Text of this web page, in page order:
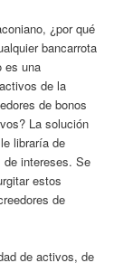
¿por qué
bancarrota
es una
de la
de bonos
La solución
libraría de
de intereses. Se
estos
de
de activos, de